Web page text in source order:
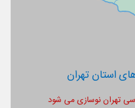
استان تهران
تهران نوسازی می شود